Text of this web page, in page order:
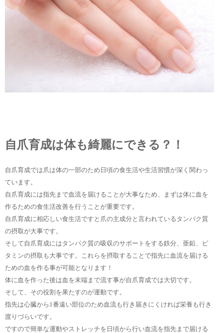
自爪育成は体も綺麗にできる？！
自爪育成では爪は体の一部のため日頃の食生活や生活習慣が深く関わっ
ています。
自爪育成には指先まで血流を届けることが大事なため、まずは体に血を
作るための食生活改善を行うことが重要です。
自爪育成に相応しい食生活ですと爪の主成分と言われているタンパク質
の摂取が大事です。
そして自爪育成にはタンパク質の吸収のサポートをする鉄分、亜鉛、ビ
タミンの摂取も大事です。これらを摂取することで指先に血流を届ける
ための血を作る事が可能となります！
体に血を作った後は血を末端まで流す事が自爪育成では大切です。
そして、その役割を果たすのが運動です。
指先は心臓から1番遠い部位のため血流も行き届きにくければ栄養も行き
渡りづらいです。
ですので簡単な運動やストレッチを日頃から行い血流を指先まで届ける